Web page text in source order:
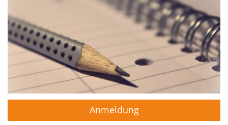
Anmeldung